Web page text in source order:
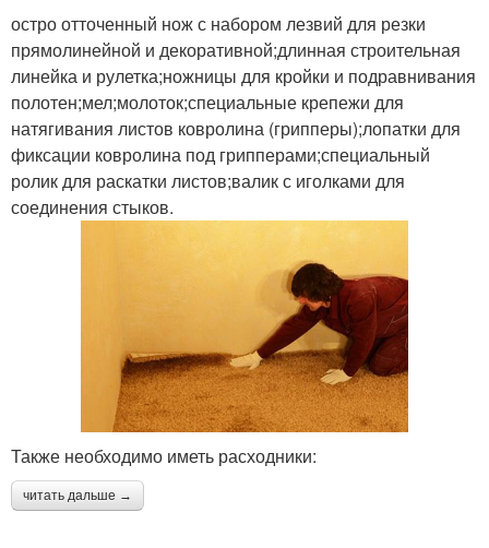
остро отточенный нож с набором лезвий для резки
прямолинейной и декоративной;длинная строительная
линейка и рулетка;ножницы для кройки и подравнивания
полотен;мел;молоток;специальные крепежи для
натягивания листов ковролина (грипперы);лопатки для
фиксации ковролина под грипперами;специальный
ролик для раскатки листов;валик с иголками для
соединения стыков.
Также необходимо иметь расходники:
читать дальше →